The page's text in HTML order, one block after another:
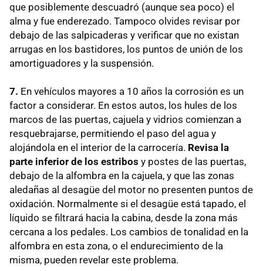
que posiblemente descuadró (aunque sea poco) el
alma y fue enderezado. Tampoco olvides revisar por
debajo de las salpicaderas y verificar que no existan
arrugas en los bastidores, los puntos de unión de los
amortiguadores y la suspensión.
7. En vehículos mayores a 10 años la corrosión es un
factor a considerar. En estos autos, los hules de los
marcos de las puertas, cajuela y vidrios comienzan a
resquebrajarse, permitiendo el paso del agua y
alojándola en el interior de la carrocería. Revisa la
parte inferior de los estribos y postes de las puertas,
debajo de la alfombra en la cajuela, y que las zonas
aledañas al desagüe del motor no presenten puntos de
oxidación. Normalmente si el desagüe está tapado, el
líquido se filtrará hacia la cabina, desde la zona más
cercana a los pedales. Los cambios de tonalidad en la
alfombra en esta zona, o el endurecimiento de la
misma, pueden revelar este problema.